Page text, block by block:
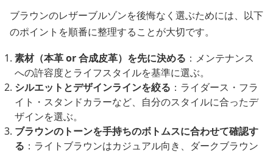
ブラウンのレザーブルゾンを後悔なく選ぶためには、以下
のポイントを順番に整理することが大切です。
素材（本革 or 合成皮革）を先に決める ：メンテナンス
への許容度とライフスタイルを基準に選ぶ。
シルエットとデザインラインを絞る ：ライダース・フラ
イト・スタンドカラーなど、自分のスタイルに合ったデ
ザインを選ぶ。
ブラウンのトーンを手持ちのボトムスに合わせて確認す
る ：ライトブラウンはカジュアル向き、ダークブラウン